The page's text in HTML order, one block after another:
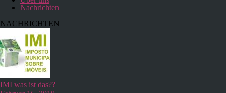
Nachrichten
NACHRICHTEN
IMI was ist das??